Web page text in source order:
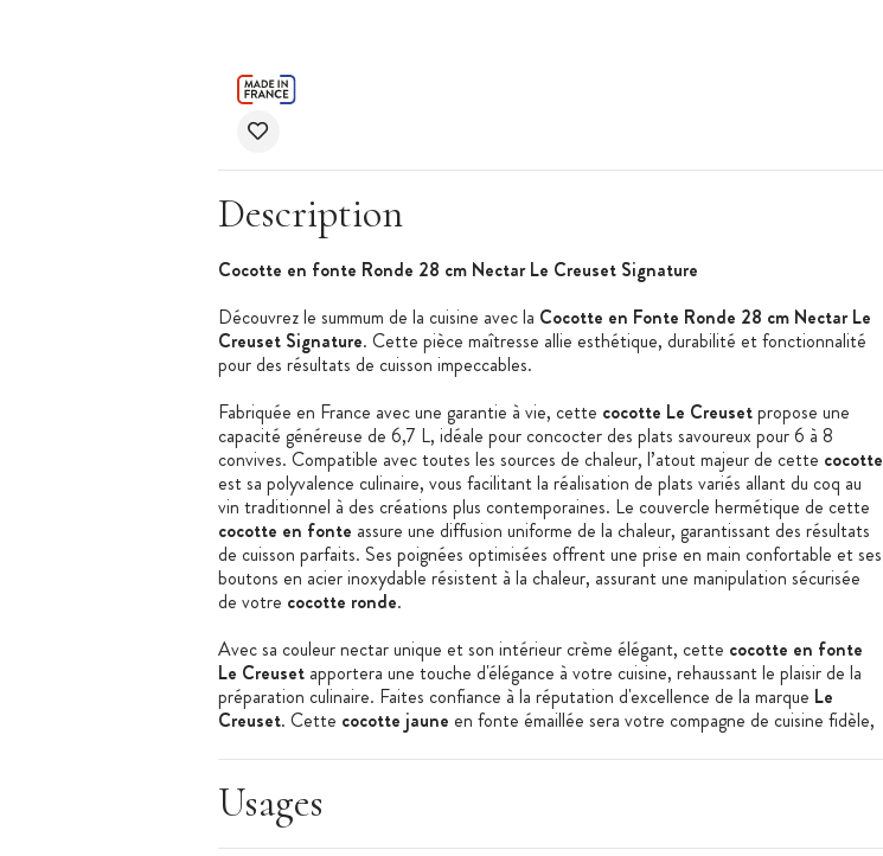
Description
Cocotte en fonte Ronde 28 cm Nectar Le Creuset Signature
Découvrez le summum de la cuisine avec la Cocotte en Fonte Ronde 28 cm Nectar Le
Creuset Signature. Cette pièce maîtresse allie esthétique, durabilité et fonctionnalité
pour des résultats de cuisson impeccables.
Fabriquée en France avec une garantie à vie, cette cocotte Le Creusetpropose une
capacité généreuse de 6,7 L, idéale pour concocter des plats savoureux pour 6 à 8
convives. Compatible avec toutes les sources de chaleur, l’atout majeur de cette cocotte
est sa polyvalence culinaire, vous facilitant la réalisation de plats variés allant du coq au
vin traditionnel à des créations plus contemporaines. Le couvercle hermétique de cette
cocotte en fonte assure une diffusion uniforme de la chaleur, garantissant des résultats
de cuisson parfaits. Ses poignées optimisées offrent une prise en main confortable et ses
boutons en acier inoxydable résistent à la chaleur, assurant une manipulation sécurisée
de votre cocotte ronde.
Avec sa couleur nectar unique et son intérieur crème élégant, cette cocotte en fonte
Le Creusetapportera une touche d'élégance à votre cuisine, rehaussant le plaisir de la
préparation culinaire. Faites confiance à la réputation d'excellence de la marque Le
Creuset. Cette cocotte jaune en fonte émaillée sera votre compagne de cuisine fidèle,
avec lesCocottes en Fonte Le Creuset Signature.
Caractéristiques de la Cocotte en Fonte :
Usages